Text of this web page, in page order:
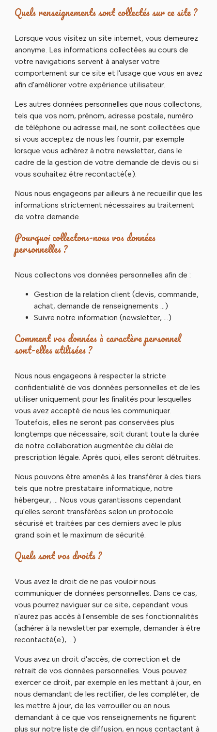
Quels renseignements sont collectés sur ce site ?
Lorsque vous visitez un site internet, vous demeurez
anonyme. Les informations collectées au cours de
votre navigations servent à analyser votre
comportement sur ce site et l'usage que vous en avez
afin d'améliorer votre expérience utilisateur.
Les autres données personnelles que nous collectons,
tels que vos nom, prénom, adresse postale, numéro
de téléphone ou adresse mail, ne sont collectées que
si vous acceptez de nous les fournir, par exemple
lorsque vous adhérez à notre newsletter, dans le
cadre de la gestion de votre demande de devis ou si
vous souhaitez être recontacté(e).
Nous nous engageons par ailleurs à ne recueillir que les
informations strictement nécessaires au traitement
de votre demande.
Pourquoi collectons-nous vos données
personnelles ?
Nous collectons vos données personnelles afin de :
Gestion de la relation client (devis, commande,
achat, demande de renseignements …)
Suivre notre information (newsletter, …)
Comment vos données à caractère personnel
sont-elles utilisées ?
Nous nous engageons à respecter la stricte
confidentialité de vos données personnelles et de les
utiliser uniquement pour les finalités pour lesquelles
vous avez accepté de nous les communiquer.
Toutefois, elles ne seront pas conservées plus
longtemps que nécessaire, soit durant toute la durée
de notre collaboration augmentée du délai de
prescription légale. Après quoi, elles seront détruites.
Nous pouvons être amenés à les transférer à des tiers
tels que notre prestataire informatique, notre
hébergeur, … Nous vous garantissons cependant
qu'elles seront transférées selon un protocole
sécurisé et traitées par ces derniers avec le plus
grand soin et le maximum de sécurité.
Quels sont vos droits ?
Vous avez le droit de ne pas vouloir nous
communiquer de données personnelles. Dans ce cas,
vous pourrez naviguer sur ce site, cependant vous
n'aurez pas accès à l'ensemble de ses fonctionnalités
(adhérer à la newsletter par exemple, demander à être
recontacté(e), …)
Vous avez un droit d'accès, de correction et de
retrait de vos données personnelles. Vous pouvez
exercer ce droit, par exemple en les mettant à jour, en
nous demandant de les rectifier, de les compléter, de
les mettre à jour, de les verrouiller ou en nous
demandant à ce que vos renseignements ne figurent
plus sur notre liste de diffusion, en nous contactant à